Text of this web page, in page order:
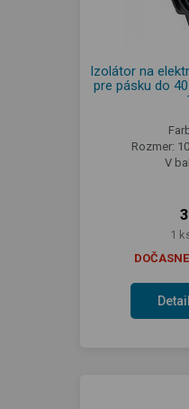
Izolátor na
pre pásku do
Rozmer:
V
1